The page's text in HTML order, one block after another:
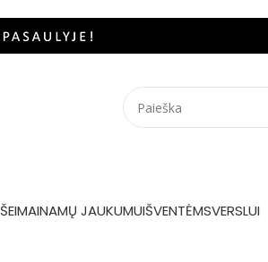
ŠEIMAINAMŲ JAUKUMUIŠVENTĖMSVERSLUI